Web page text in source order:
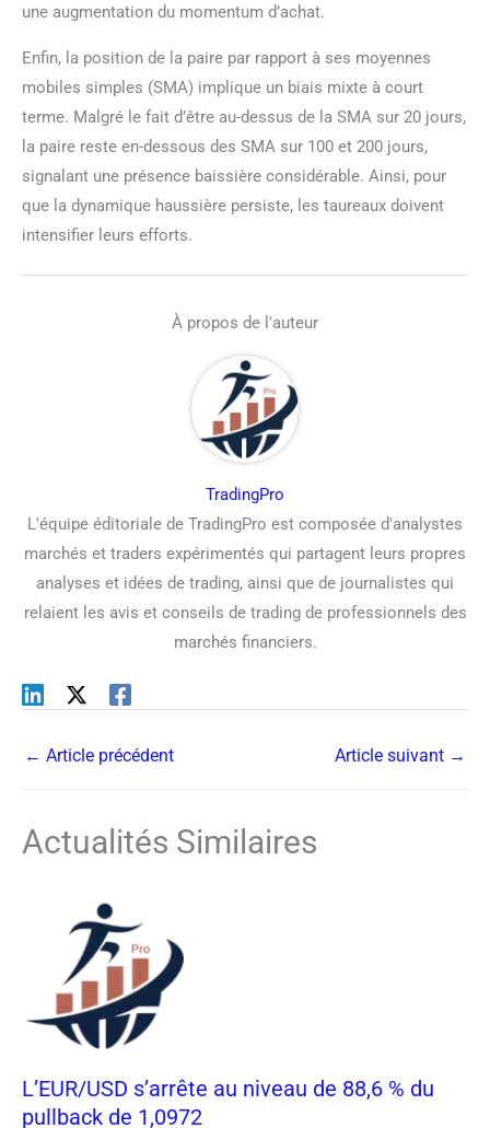
une augmentation du momentum d’achat.
Enfin, la position de la paire par rapport à ses moyennes
mobiles simples (SMA) implique un biais mixte à court
terme. Malgré le fait d’être au-dessus de la SMA sur 20 jours,
la paire reste en-dessous des SMA sur 100 et 200 jours,
signalant une présence baissière considérable. Ainsi, pour
que la dynamique haussière persiste, les taureaux doivent
intensifier leurs efforts.
À propos de l'auteur
TradingPro
L'équipe éditoriale de TradingPro est composée d'analystes
marchés et traders expérimentés qui partagent leurs propres
analyses et idées de trading, ainsi que de journalistes qui
relaient les avis et conseils de trading de professionnels des
marchés financiers.
← Article précédent Article suivant →
Actualités Similaires
L’EUR/USD s’arrête au niveau de 88,6 % du
pullback de 1,0972